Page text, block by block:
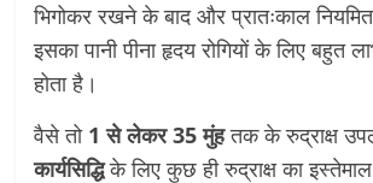
भिगोकर रखने के बाद और प्रातःकाल
इसका पानी पीना हृदय रोगियों के लिए बहुत
होता है।
वैसे तो 1 से लेकर 35 मुंहतक के रुद्राक्ष
कार्यसिद्धिके लिए कुछ ही रुद्राक्ष का